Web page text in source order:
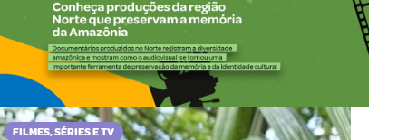
FILMES, SÉRIES E TV